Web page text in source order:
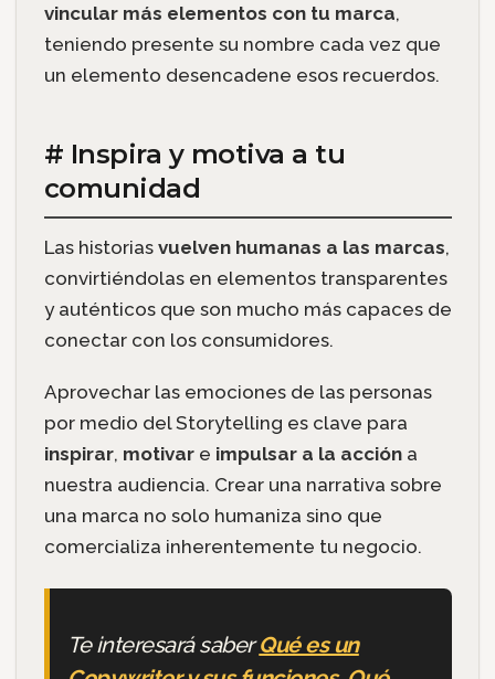
vincular más elementos con tu marca,
teniendo presente su nombre cada vez que
un elemento desencadene esos recuerdos.
# Inspira y motiva a tu
comunidad
Las historias vuelven humanas a las marcas,
convirtiéndolas en elementos transparentes
y auténticos que son mucho más capaces de
conectar con los consumidores.
Aprovechar las emociones de las personas
por medio del Storytelling es clave para
inspirar, motivar e impulsar a la acción a
nuestra audiencia. Crear una narrativa sobre
una marca no solo humaniza sino que
comercializa inherentemente tu negocio.
Te interesará saberQué es un